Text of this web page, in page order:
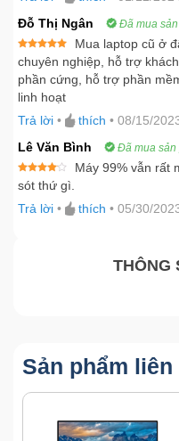
5 sao
Đỗ Thị Ngân
Đã mua
Được xếp
hạng 55
sao
Mua laptop cũ ở
chuyên nghiệp, hỗ trợ
phần cứng, hỗ trợ phần
linh hoạt
Trả lời • thích • 08/15/
Lê Văn Bình
Đã mua sản
Được
xếp
5 sao
Máy 99% vẫn rất
sót thứ gì.
Trả lời • thích • 05/30/
THÔNG
Sản phẩm liên